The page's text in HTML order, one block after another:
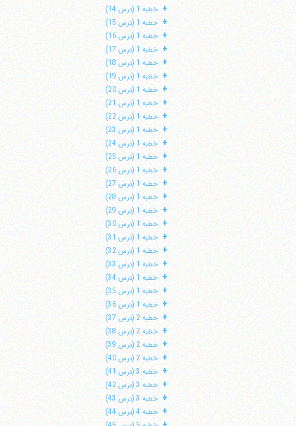
+ خطبه 1 (درس 14)
+ خطبه 1 (درس 15)
+ خطبه 1 (درس 16)
+ خطبه 1 (درس 17)
+ خطبه 1 (درس 18)
+ خطبه 1 (درس 19)
+ خطبه 1 (درس 20)
+ خطبه 1 (درس 21)
+ خطبه 1 (درس 22)
+ خطبه 1 (درس 23)
+ خطبه 1 (درس 24)
+ خطبه 1 (درس 25)
+ خطبه 1 (درس 26)
+ خطبه 1 (درس 27)
+ خطبه 1 (درس 28)
+ خطبه 1 (درس 29)
+ خطبه 1 (درس 30)
+ خطبه 1 (درس 31)
+ خطبه 1 (درس 32)
+ خطبه 1 (درس 33)
+ خطبه 1 (درس 34)
+ خطبه 1 (درس 35)
+ خطبه 1 (درس 36)
+ خطبه 2 (درس 37)
+ خطبه 2 (درس 38)
+ خطبه 2 (درس 39)
+ خطبه 2 (درس 40)
+ خطبه 3 (درس 41)
+ خطبه 3 (درس 42)
+ خطبه 3 (درس 43)
+ خطبه 4 (درس 44)